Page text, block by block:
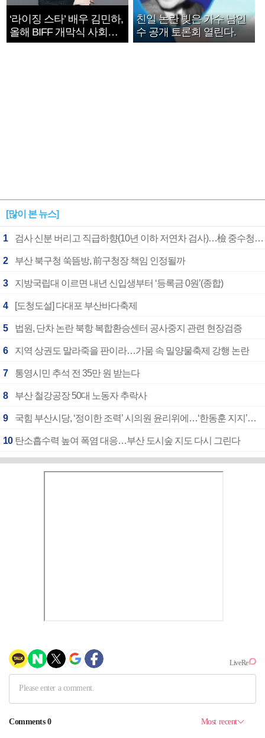
‘라이징 스타’ 배우 김민하,
올해 BIFF 개막식 사회자
확정
친일 논란 빚은 가수 남인
수 공개 토론회 열린다.
[많이 본 뉴스]
1 검사 신분 버리고 직급하향(10년 이하 저연차 검사)…檢 중수청행 기피
2 부산 북구청 쑥뜸방, 前구청장 책임 인정될까
3 지방국립대 이르면 내년 신입생부터 ‘등록금 0원’(종합)
4 [도청도설] 다대포 부산바다축제
5 법원, 단차 논란 북항 복합환승센터 공사중지 관련 현장검증
6 지역 상권도 말라죽을 판이라…가뭄 속 밀양물축제 강행 논란
7 통영시민 추석 전 35만 원 받는다
8 부산 철강공장 50대 노동자 추락사
9 국힘 부산시당, ‘정이한 조력’ 시의원 윤리위에…‘한동훈 지지’도 신고접수
10 탄소흡수력 높여 폭염 대응…부산 도시숲 지도 다시 그린다